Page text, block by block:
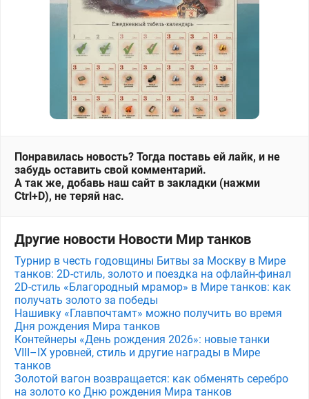
Понравилась новость? Тогда поставь ей лайк, и не
забудь оставить свой комментарий.
А так же, добавь наш сайт в закладки (нажми
Ctrl+D), не теряй нас.
Другие новости Новости Мир танков
Турнир в честь годовщины Битвы за Москву в Мире
танков: 2D-стиль, золото и поездка на офлайн-финал
2D-стиль «Благородный мрамор» в Мире танков: как
получать золото за победы
Нашивку «Главпочтамт» можно получить во время
Дня рождения Мира танков
Контейнеры «День рождения 2026»: новые танки
VIII–IX уровней, стиль и другие награды в Мире
танков
Золотой вагон возвращается: как обменять серебро
на золото ко Дню рождения Мира танков